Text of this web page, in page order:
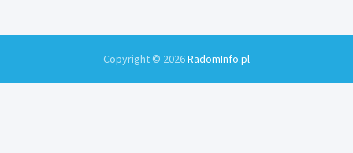
Copyright © 2026RadomInfo.pl